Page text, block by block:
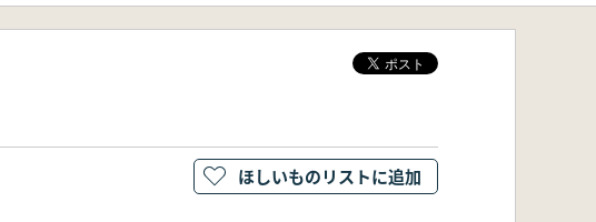
ほしいものリストに追加